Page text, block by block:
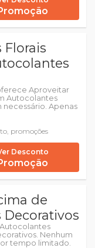
Aproveitar
Autocolantes
Apenas
promoções
Desconto
de
Nenhum
tempo limitado.